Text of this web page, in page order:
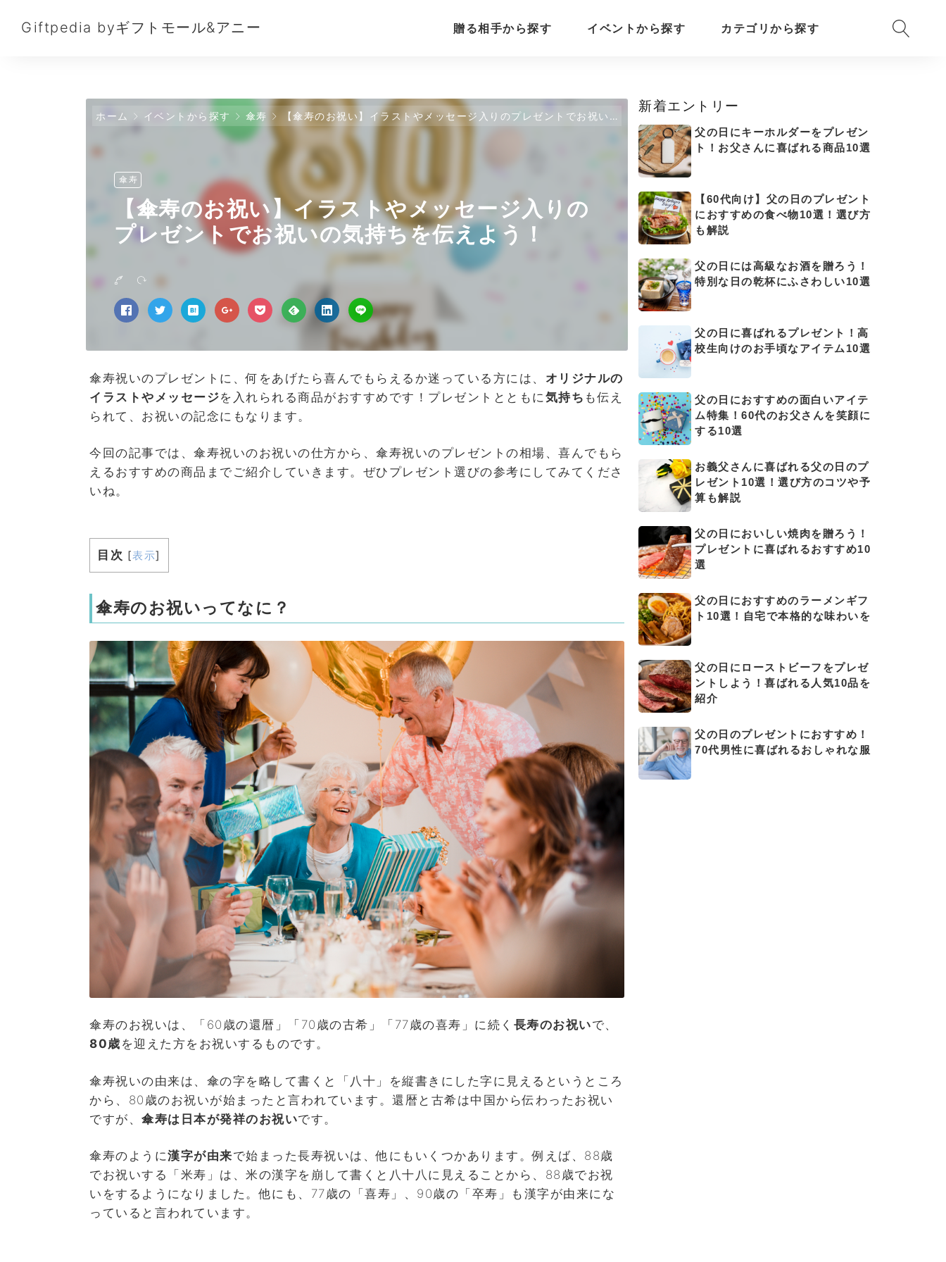
Giftpedia byギフトモール&アニー 贈る相手から探す イベントから探す カテゴリから探す
ホーム イベントから探す 傘寿 【傘寿のお祝い】イラストやメッセージ入りのプレゼントでお祝いの気持ちを伝えよう！
傘寿
【傘寿のお祝い】イラストやメッセージ入りの
プレゼントでお祝いの気持ちを伝えよう！
傘寿祝いのプレゼントに、何をあげたら喜んでもらえるか迷っている方には、 オリジナルの
イラストやメッセージを入れられる商品がおすすめです！プレゼントとともに 気持ち も伝え
られて、お祝いの記念にもなります。
今回の記事では、傘寿祝いのお祝いの仕方から、傘寿祝いのプレゼントの相場、喜んでもら
えるおすすめの商品までご紹介していきます。ぜひプレゼント選びの参考にしてみてくださ
いね。
目次 [表示]
傘寿のお祝いってなに？
傘寿のお祝いは、「60歳の還暦」「70歳の古希」「77歳の喜寿」に続く 長寿のお祝いで、
80歳 を迎えた方をお祝いするものです。
傘寿祝いの由来は、傘の字を略して書くと「八十」を縦書きにした字に見えるというところ
から、80歳のお祝いが始まったと言われています。還暦と古希は中国から伝わったお祝い
ですが、 傘寿は日本が発祥のお祝いです。
傘寿のように漢字が由来で始まった長寿祝いは、他にもいくつかあります。例えば、 88歳
でお祝いする「米寿」は、米の漢字を崩して書くと八十八に見えることから、 88 歳でお祝
いをするようになりました。他にも、77歳の「喜寿」、90歳の「卒寿」も漢字が由来にな
っていると言われています。
新着エントリー
父の日にキーホルダーをプレゼン
ト！お父さんに喜ばれる商品10選
【60代向け】父の日のプレゼント
におすすめの食べ物10選！選び方
も解説
父の日には高級なお酒を贈ろう！
特別な日の乾杯にふさわしい10選
父の日に喜ばれるプレゼント！高
校生向けのお手頃なアイテム10選
父の日におすすめの面白いアイテ
ム特集！60代のお父さんを笑顔に
する10選
お義父さんに喜ばれる父の日のプ
レゼント10選！選び方のコツや予
算も解説
父の日においしい焼肉を贈ろう！
プレゼントに喜ばれるおすすめ10
選
父の日におすすめのラーメンギフ
ト10選！自宅で本格的な味わいを
父の日にローストビーフをプレゼ
ントしよう！喜ばれる人気10品を
紹介
父の日のプレゼントにおすすめ！
70代男性に喜ばれるおしゃれな服